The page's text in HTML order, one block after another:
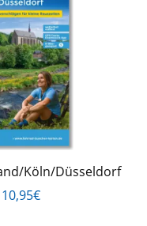
Köln/Düsseldorf
10,95€